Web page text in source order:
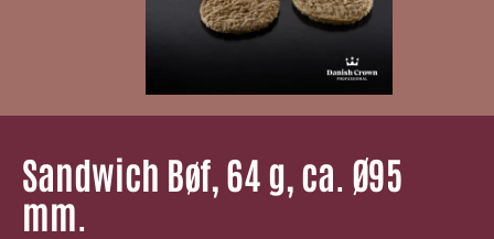
Sandwich Bøf, 64 g, ca. Ø95
mm.